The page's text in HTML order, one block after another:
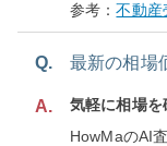
参考：不動産
Q. 最新の相場
A.
気軽に相場を
HowMaのAI